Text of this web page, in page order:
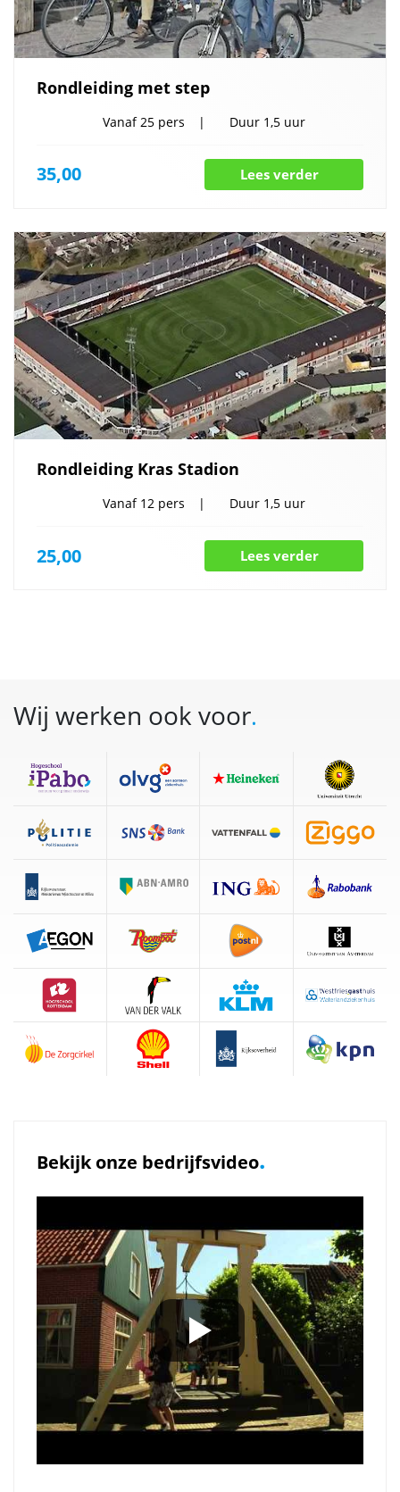
Rondleiding met step
Vanaf 25 pers Duur 1,5 uur
35,00 Lees verder
Rondleiding Kras Stadion
Vanaf 12 pers Duur 1,5 uur
25,00 Lees verder
Wij werken ook voor.
Bekijk onze bedrijfsvideo.